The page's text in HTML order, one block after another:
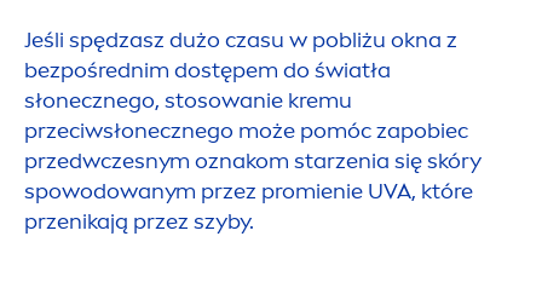
Jeśli spędzasz dużo czasu w pobliżu okna z
bezpośrednim dostępem do światła
słonecznego, stosowanie kremu
przeciwsłonecznego może pomóc zapobiec
przedwczesnym oznakom starzenia się skóry
spowodowanym przez promienie UVA, które
przenikają przez szyby.